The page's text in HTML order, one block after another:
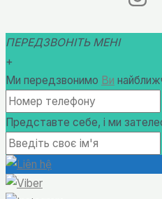
ПЕРЕДЗВОНІТЬ МЕНІ
+
Ми передзвонимо Ви
Представте себе, і ми